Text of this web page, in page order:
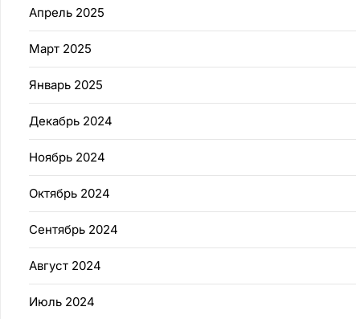
Апрель 2025
Март 2025
Январь 2025
Декабрь 2024
Ноябрь 2024
Октябрь 2024
Сентябрь 2024
Август 2024
Июль 2024